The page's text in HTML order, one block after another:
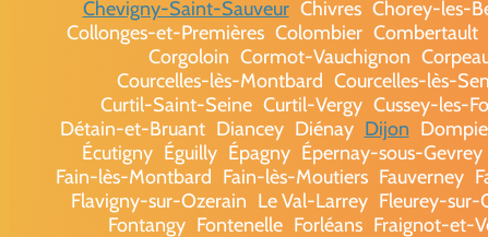
Chevigny-Saint-Sauveur Chivres Chorey-les-
Collonges-et-Premières Colombier Combertault
Corgoloin Cormot-Vauchignon
Courcelles-lès-Montbard Courcelles-lès-
Curtil-Saint-Seine Curtil-Vergy Cussey-les-
Détain-et-Bruant Diancey Diénay Dijon
Écutigny Éguilly Épagny Épernay-sous-Gevrey
Fain-lès-Montbard Fain-lès-Moutiers Fauverney
Flavigny-sur-Ozerain Le Val-Larrey Fleurey-sur-
Fontangy Fontenelle Forléans Fraignot-et-